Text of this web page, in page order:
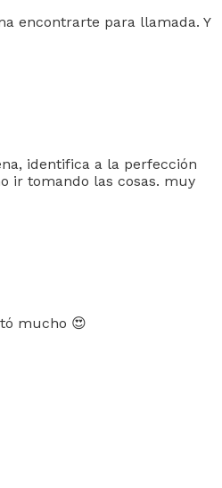
encontrarte para llamada. Y
identifica a la perfección
ir tomando las cosas. muy
mucho 😍